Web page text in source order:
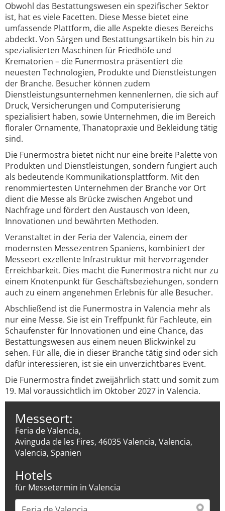
Obwohl das Bestattungswesen ein spezifischer Sektor
ist, hat es viele Facetten. Diese Messe bietet eine
umfassende Plattform, die alle Aspekte dieses Bereichs
abdeckt. Von Särgen und Bestattungsartikeln bis hin zu
spezialisierten Maschinen für Friedhöfe und
Krematorien – die Funermostra präsentiert die
neuesten Technologien, Produkte und Dienstleistungen
der Branche. Besucher können zudem
Dienstleistungsunternehmen kennenlernen, die sich auf
Druck, Versicherungen und Computerisierung
spezialisiert haben, sowie Unternehmen, die im Bereich
floraler Ornamente, Thanatopraxie und Bekleidung tätig
sind.
Die Funermostra bietet nicht nur eine breite Palette von
Produkten und Dienstleistungen, sondern fungiert auch
als bedeutende Kommunikationsplattform. Mit den
renommiertesten Unternehmen der Branche vor Ort
dient die Messe als Brücke zwischen Angebot und
Nachfrage und fördert den Austausch von Ideen,
Innovationen und bewährten Methoden.
Veranstaltet in der Feria der Valencia, einem der
modernsten Messezentren Spaniens, kombiniert der
Messeort exzellente Infrastruktur mit hervorragender
Erreichbarkeit. Dies macht die Funermostra nicht nur zu
einem Knotenpunkt für Geschäftsbeziehungen, sondern
auch zu einem angenehmen Erlebnis für alle Besucher.
Abschließend ist die Funermostra in Valencia mehr als
nur eine Messe. Sie ist ein Treffpunkt für Fachleute, ein
Schaufenster für Innovationen und eine Chance, das
Bestattungswesen aus einem neuen Blickwinkel zu
sehen. Für alle, die in dieser Branche tätig sind oder sich
dafür interessieren, ist sie ein unverzichtbares Event.
Die Funermostra findet zweijährlich statt und somit zum
19. Mal voraussichtlich im Oktober 2027 in Valencia.
Messeort:
Feria de Valencia,
Avinguda de les Fires, 46035 Valencia, Valencia,
Valencia, Spanien
Hotels
für Messetermin in Valencia